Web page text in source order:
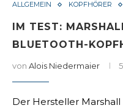
ALLGEMEIN KOPFHÖRER
IM TEST:
BLUETOOTH-
von Alois Niedermaier
Der Hersteller